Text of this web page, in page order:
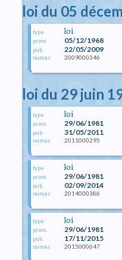
loi du 05
type loi
prom. 05/12/1968
pub. 22/05/2009
numac 2009000346
loi du 29 juin
type loi
prom. 29/06/1981
pub. 31/05/2011
numac 2011000295
type loi
prom. 29/06/1981
pub. 02/09/2014
numac 2014000386
type loi
prom. 29/06/1981
pub. 17/11/2015
numac 2015000647